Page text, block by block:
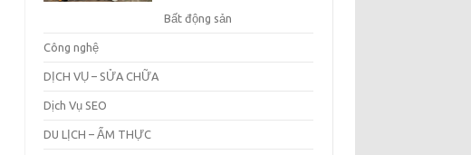
Bất động sản
Công nghệ
DỊCH VỤ – SỬA CHỮA
Dịch Vụ SEO
DU LỊCH – ẨM THỰC